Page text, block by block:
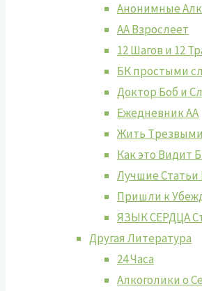
Анонимные
АА Взрослеет
12 Шагов и 12
БК простыми
Доктор Боб и
Ежедневник АА
Жить Tрезвыми
Как это Видит
Лучшие Cтатьи
Пришли к
ЯЗЫК СЕРДЦА
Другая Литература
24 Часа
Алкоголики о